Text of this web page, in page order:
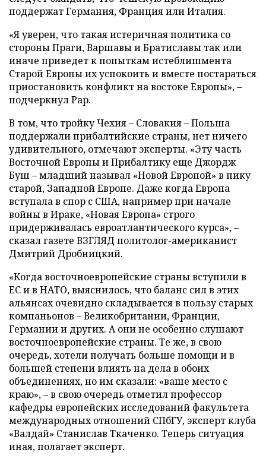
поддержат Германия, Франция или Италия.
«Я уверен, что такая истеричная политика со
стороны Праги, Варшавы и Братиславы так или
иначе приведет к попыткам истеблишмента
Старой Европы их успокоить и вместе постараться
приостановить конфликт на востоке Европы», –
подчеркнул Рар.
В том, что тройку Чехия – Словакия – Польша
поддержали прибалтийские страны, нет ничего
удивительного, отмечают эксперты. «Эту часть
Восточной Европы и Прибалтику еще Джордж
Буш – младший называл «Новой Европой» в пику
старой, Западной Европе. Даже когда Европа
вступала в спор с США, например при начале
войны в Ираке, «Новая Европа» строго
придерживалась евроатлантического курса», –
сказал газете ВЗГЛЯД политолог-американист
Дмитрий Дробницкий.
«Когда восточноевропейские страны вступили в
ЕС и в НАТО, выяснилось, что баланс сил в этих
альянсах очевидно складывается в пользу старых
компаньонов – Великобритании, Франции,
Германии и других. А они не особенно слушают
восточноевропейские страны. Те же, в свою
очередь, хотели получать больше помощи и в
большей степени влиять на дела в обоих
объединениях, но им сказали: «ваше место с
краю», – в свою очередь отметил профессор
кафедры европейских исследований факультета
международных отношений СПбГУ, эксперт клуба
«Валдай» Станислав Ткаченко. Теперь ситуация
иная, полагает эксперт.